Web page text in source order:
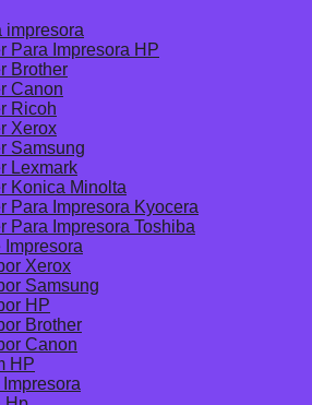
impresora
Para Impresora HP
Brother
Canon
Ricoh
Xerox
Samsung
Lexmark
Konica Minolta
Para Impresora Kyocera
Para Impresora Toshiba
Impresora
Xerox
Samsung
HP
Brother
Canon
HP